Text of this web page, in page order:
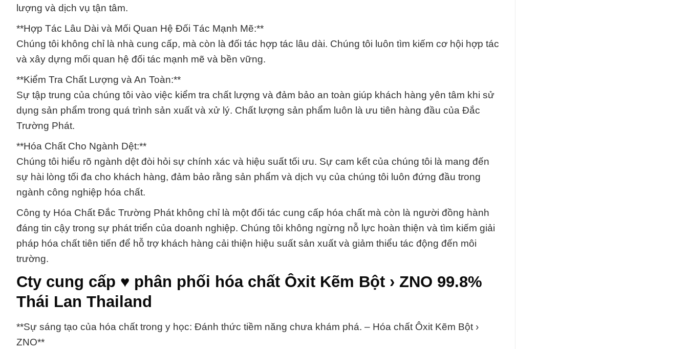
lượng và dịch vụ tận tâm.
**Hợp Tác Lâu Dài và Mối Quan Hệ Đối Tác Mạnh Mẽ:**
Chúng tôi không chỉ là nhà cung cấp, mà còn là đối tác hợp tác lâu dài. Chúng tôi luôn tìm kiếm cơ hội hợp tác
và xây dựng mối quan hệ đối tác mạnh mẽ và bền vững.
**Kiểm Tra Chất Lượng và An Toàn:**
Sự tập trung của chúng tôi vào việc kiểm tra chất lượng và đảm bảo an toàn giúp khách hàng yên tâm khi sử
dụng sản phẩm trong quá trình sản xuất và xử lý. Chất lượng sản phẩm luôn là ưu tiên hàng đầu của Đắc
Trường Phát.
**Hóa Chất Cho Ngành Dệt:**
Chúng tôi hiểu rõ ngành dệt đòi hỏi sự chính xác và hiệu suất tối ưu. Sự cam kết của chúng tôi là mang đến
sự hài lòng tối đa cho khách hàng, đảm bảo rằng sản phẩm và dịch vụ của chúng tôi luôn đứng đầu trong
ngành công nghiệp hóa chất.
Công ty Hóa Chất Đắc Trường Phát không chỉ là một đối tác cung cấp hóa chất mà còn là người đồng hành
đáng tin cậy trong sự phát triển của doanh nghiệp. Chúng tôi không ngừng nỗ lực hoàn thiện và tìm kiếm giải
pháp hóa chất tiên tiến để hỗ trợ khách hàng cải thiện hiệu suất sản xuất và giảm thiểu tác động đến môi
trường.
Cty cung cấp ♥ phân phối hóa chất Ôxit Kẽm Bột › ZNO 99.8%
Thái Lan Thailand
**Sự sáng tạo của hóa chất trong y học: Đánh thức tiềm năng chưa khám phá. – Hóa chất Ôxit Kẽm Bột ›
ZNO**